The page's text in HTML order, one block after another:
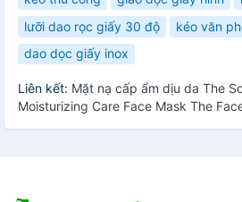
lưỡi dao rọc giấy 30 độ
kéo văn
dao dọc giấy inox
Liên kết: Mặt nạ cấp ẩm dịu da The
Moisturizing Care Face Mask The